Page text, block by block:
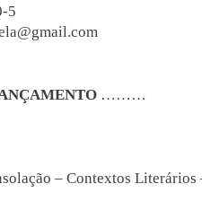
5
………
– Contextos Literários